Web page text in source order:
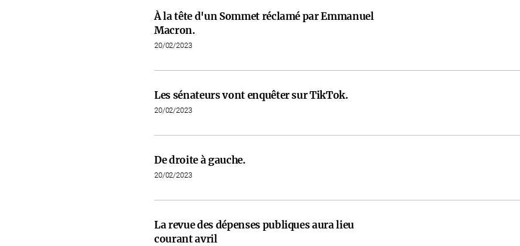
À la tête d'un Sommet réclamé par Emmanuel
Macron.
20/02/2023
Les sénateurs vont enquêter sur TikTok.
20/02/2023
De droite à gauche.
20/02/2023
La revue des dépenses publiques aura lieu
courant avril